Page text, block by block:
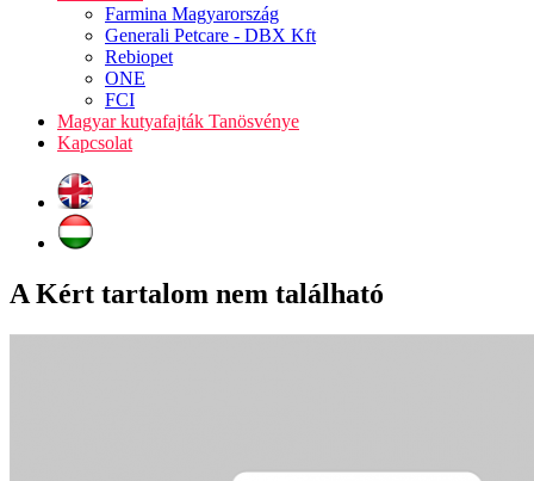
Farmina Magyarország
Generali Petcare - DBX Kft
Rebiopet
ONE
FCI
Magyar kutyafajták Tanösvénye
Kapcsolat
A Kért tartalom nem található